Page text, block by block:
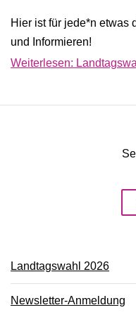
Hier ist für jede*n etwas
und Informieren!
Weiterlesen:
Landtagswahl 2026
Newsletter-Anmeldung